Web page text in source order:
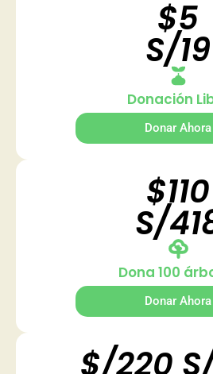
$5
S/19
Donación
Donar Ahora
$110
S/
Dona 100
Donar Ahora
$/220